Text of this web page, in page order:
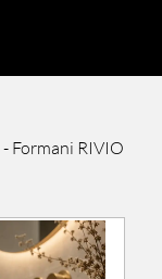
- Formani RIVIO